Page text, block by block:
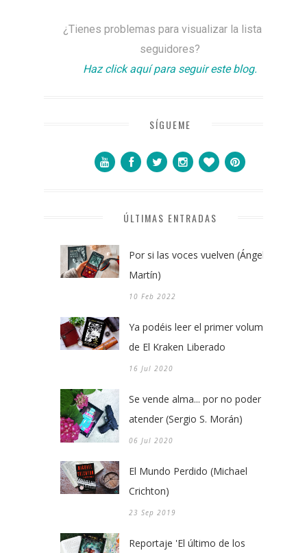
¿Tienes problemas para visualizar la lista de
seguidores?
Haz click aquí para seguir este blog.
SÍGUEME
ÚLTIMAS ENTRADAS
Por si las voces vuelven (Ángel
Martín)
10 Feb 2022
Ya podéis leer el primer volumen
de El Kraken Liberado
16 Jul 2020
Se vende alma... por no poder
atender (Sergio S. Morán)
06 Jul 2020
El Mundo Perdido (Michael
Crichton)
23 Sep 2019
Reportaje 'El último de los